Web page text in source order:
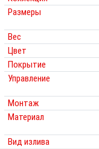
Размеры
Вес
Цвет
Покрытие
Управление
Монтаж
Материал
Вид излива